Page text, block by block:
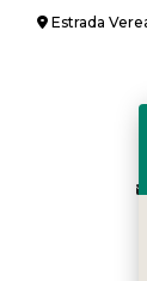
Estrada